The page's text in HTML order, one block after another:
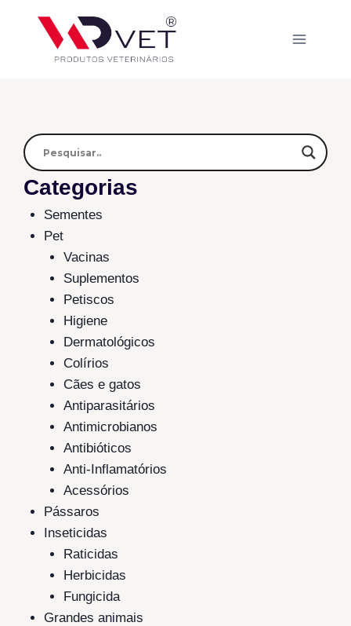
Categorias
Sementes
Pet
Vacinas
Suplementos
Petiscos
Higiene
Dermatológicos
Colírios
Cães e gatos
Antiparasitários
Antimicrobianos
Antibióticos
Anti-Inflamatórios
Acessórios
Pássaros
Inseticidas
Raticidas
Herbicidas
Fungicida
Grandes animais